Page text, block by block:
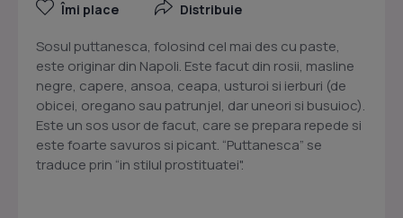
Îmi place Distribuie
Sosul puttanesca, folosind cel mai des cu paste,
este originar din Napoli. Este facut din rosii, masline
negre, capere, ansoa, ceapa, usturoi si ierburi (de
obicei, oregano sau patrunjel, dar uneori si busuioc).
Este un sos usor de facut, care se prepara repede si
este foarte savuros si picant. “Puttanesca” se
traduce prin “in stilul prostituatei".